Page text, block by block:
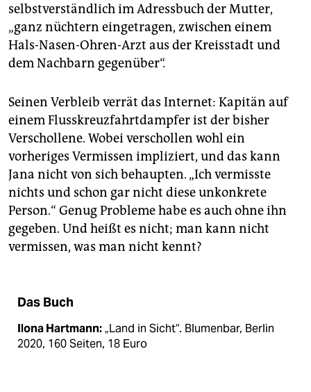
selbstverständlich im Adressbuch der Mutter,
„ganz nüchtern eingetragen, zwischen einem
Hals-Nasen-Ohren-Arzt aus der Kreisstadt und
dem Nachbarn gegenüber“.
Seinen Verbleib verrät das Internet: Kapitän auf
einem Flusskreuzfahrtdampfer ist der bisher
Verschollene. Wobei verschollen wohl ein
vorheriges Vermissen impliziert, und das kann
Jana nicht von sich behaupten. „Ich vermisste
nichts und schon gar nicht diese unkonkrete
Person.“ Genug Probleme habe es auch ohne ihn
gegeben. Und heißt es nicht; man kann nicht
vermissen, was man nicht kennt?
Das Buch
Ilona Hartmann:„Land in Sicht“. Blumenbar, Berlin
2020, 160 Seiten, 18 Euro